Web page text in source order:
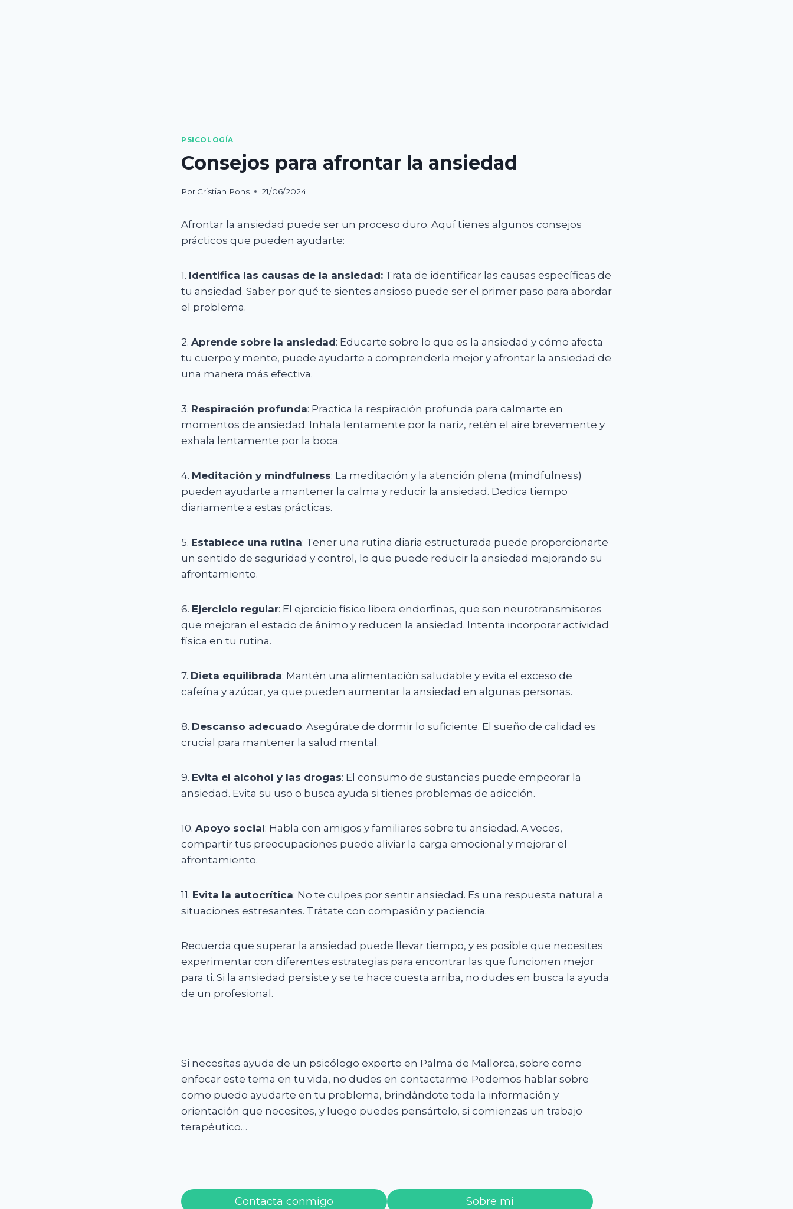
PSICOLOGÍA
Consejos para afrontar la ansiedad
Por Cristian Pons 21/06/2024
Afrontar la ansiedad puede ser un proceso duro. Aquí tienes algunos consejos
prácticos que pueden ayudarte:
1. Identifica las causas de la ansiedad: Trata de identificar las causas específicas de
tu ansiedad. Saber por qué te sientes ansioso puede ser el primer paso para abordar
el problema.
2. Aprende sobre la ansiedad: Educarte sobre lo que es la ansiedad y cómo afecta
tu cuerpo y mente, puede ayudarte a comprenderla mejor y afrontar la ansiedad de
una manera más efectiva.
3. Respiración profunda: Practica la respiración profunda para calmarte en
momentos de ansiedad. Inhala lentamente por la nariz, retén el aire brevemente y
exhala lentamente por la boca.
4. Meditación y mindfulness: La meditación y la atención plena (mindfulness)
pueden ayudarte a mantener la calma y reducir la ansiedad. Dedica tiempo
diariamente a estas prácticas.
5. Establece una rutina: Tener una rutina diaria estructurada puede proporcionarte
un sentido de seguridad y control, lo que puede reducir la ansiedad mejorando su
afrontamiento.
6. Ejercicio regular: El ejercicio físico libera endorfinas, que son neurotransmisores
que mejoran el estado de ánimo y reducen la ansiedad. Intenta incorporar actividad
física en tu rutina.
7. Dieta equilibrada: Mantén una alimentación saludable y evita el exceso de
cafeína y azúcar, ya que pueden aumentar la ansiedad en algunas personas.
8. Descanso adecuado: Asegúrate de dormir lo suficiente. El sueño de calidad es
crucial para mantener la salud mental.
9. Evita el alcohol y las drogas: El consumo de sustancias puede empeorar la
ansiedad. Evita su uso o busca ayuda si tienes problemas de adicción.
10. Apoyo social: Habla con amigos y familiares sobre tu ansiedad. A veces,
compartir tus preocupaciones puede aliviar la carga emocional y mejorar el
afrontamiento.
11. Evita la autocrítica: No te culpes por sentir ansiedad. Es una respuesta natural a
situaciones estresantes. Trátate con compasión y paciencia.
Recuerda que superar la ansiedad puede llevar tiempo, y es posible que necesites
experimentar con diferentes estrategias para encontrar las que funcionen mejor
para ti. Si la ansiedad persiste y se te hace cuesta arriba, no dudes en busca la ayuda
de un profesional.
Si necesitas ayuda de un psicólogo experto en Palma de Mallorca, sobre como
enfocar este tema en tu vida, no dudes en contactarme. Podemos hablar sobre
como puedo ayudarte en tu problema, brindándote toda la información y
orientación que necesites, y luego puedes pensártelo, si comienzas un trabajo
terapéutico…
Contacta conmigo Sobre mí